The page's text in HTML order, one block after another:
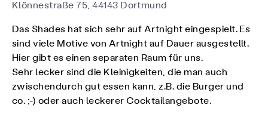
Klönnestraße 75, 44143 Dortmund
Das Shades hat sich sehr auf Artnight eingespielt. Es
sind viele Motive von Artnight auf Dauer ausgestellt.
Hier gibt es einen separaten Raum für uns.
Sehr lecker sind die Kleinigkeiten, die man auch
zwischendurch gut essen kann, z.B. die Burger und
co. ;-) oder auch leckerer Cocktailangebote.